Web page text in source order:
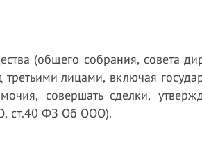
(общего собрания, совета
третьими лицами, включая
совершать сделки,
ст.40 ФЗ Об ООО).